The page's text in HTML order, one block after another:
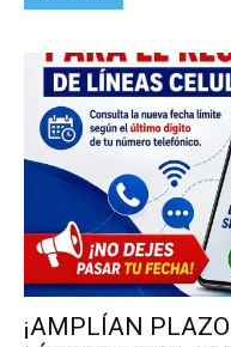
¡AMPLÍAN